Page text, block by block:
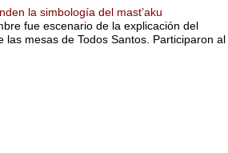
la simbología del mast’aku
fue escenario de la explicación del
las mesas de Todos Santos. Participaron al